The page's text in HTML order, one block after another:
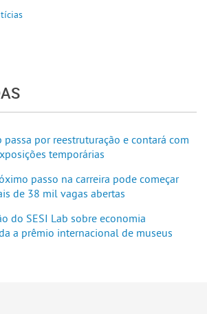
passa por reestruturação e contará com
temporárias
passo na carreira pode começar
de 38 mil vagas abertas
do SESI Lab sobre economia
a prêmio internacional de museus